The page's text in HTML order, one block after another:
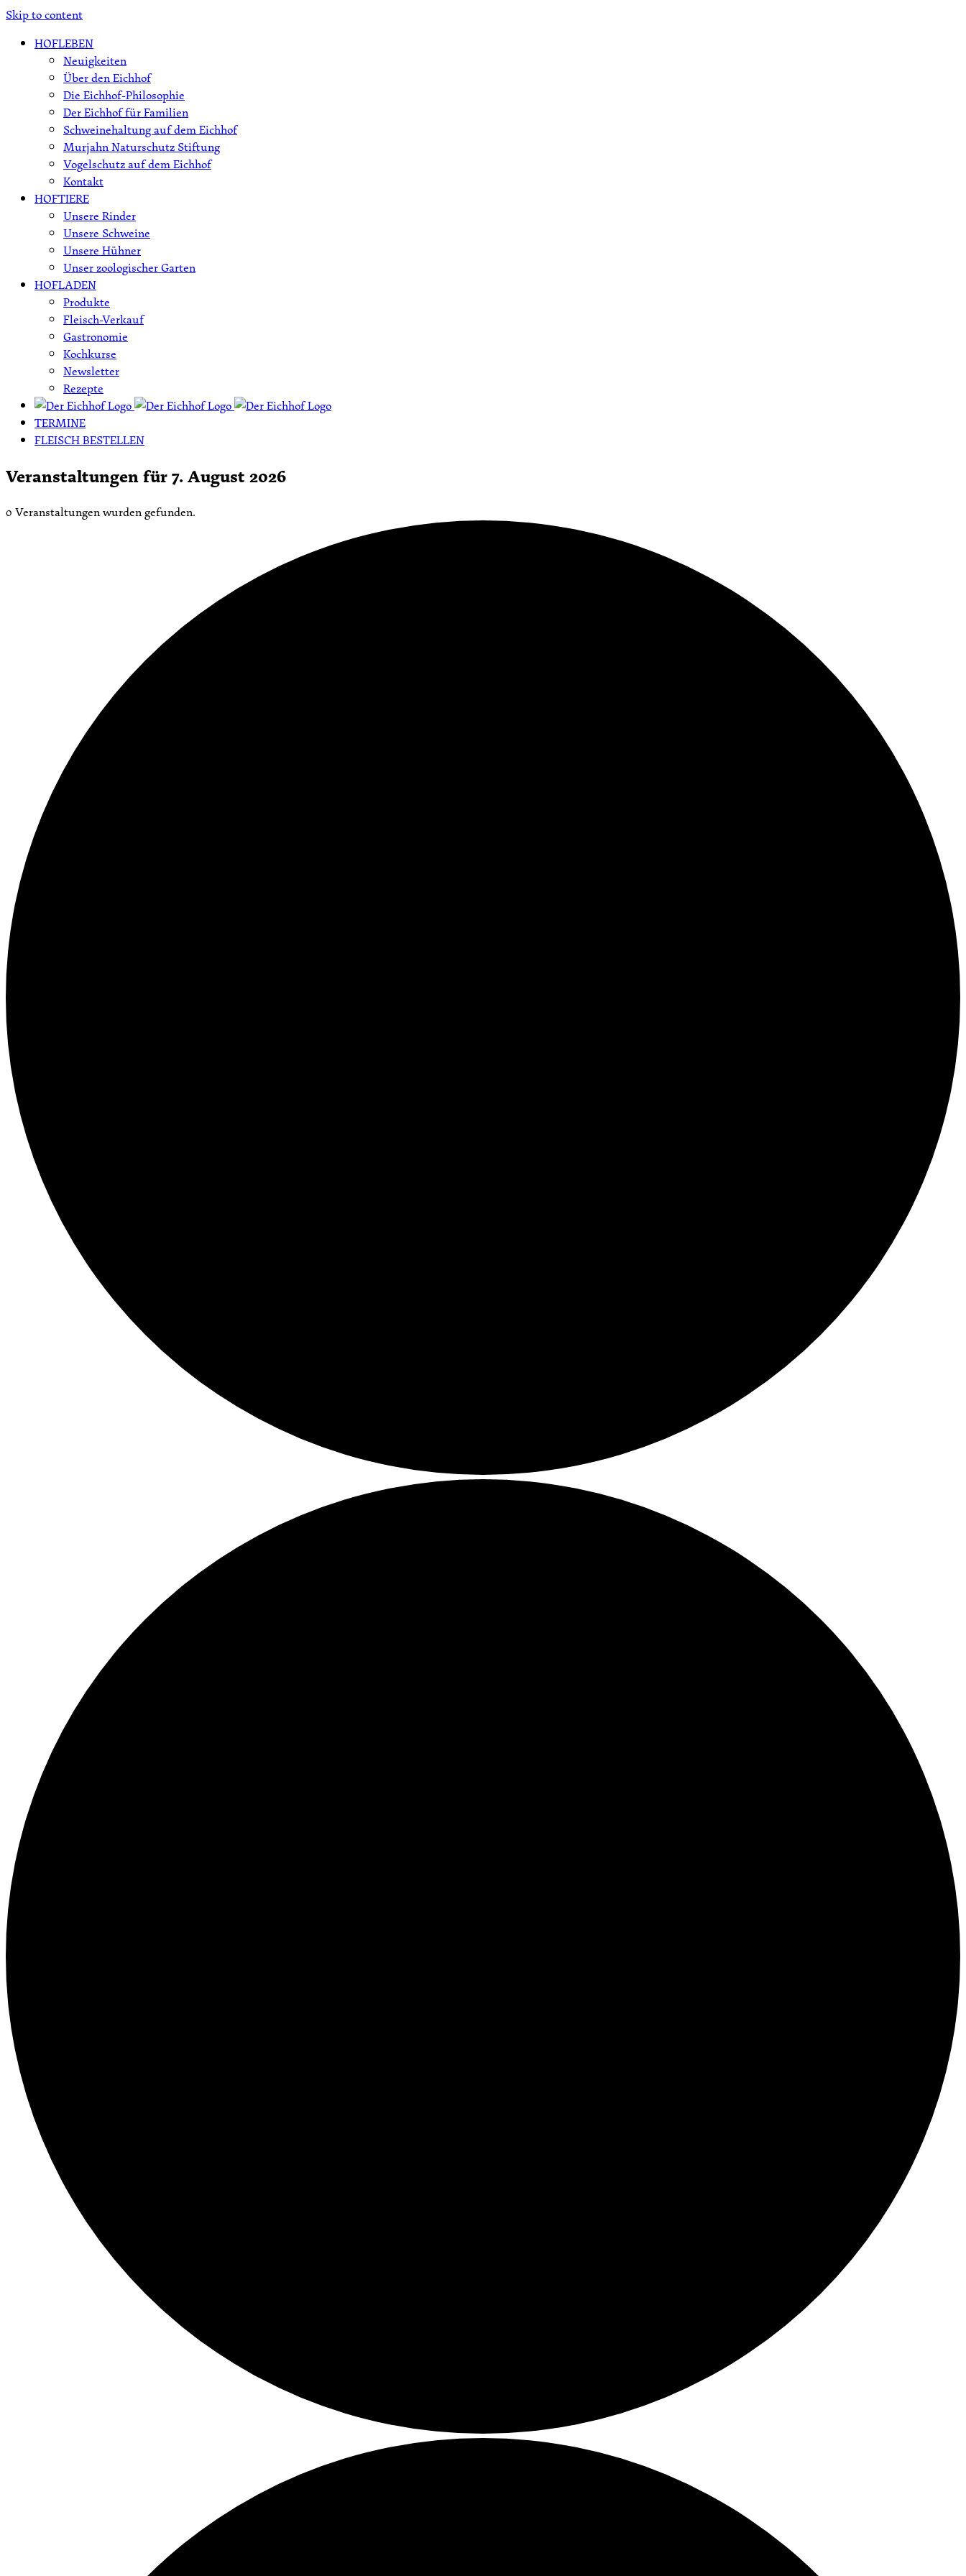
Skip to content
HOFLEBEN
Neuigkeiten
Über den Eichhof
Die Eichhof-Philosophie
Der Eichhof für Familien
Schweinehaltung auf dem Eichhof
Murjahn Naturschutz Stiftung
Vogelschutz auf dem Eichhof
Kontakt
HOFTIERE
Unsere Rinder
Unsere Schweine
Unsere Hühner
Unser zoologischer Garten
HOFLADEN
Produkte
Fleisch-Verkauf
Gastronomie
Kochkurse
Newsletter
Rezepte
TERMINE
FLEISCH BESTELLEN
Veranstaltungen für 7. August 2026
0 Veranstaltungen wurden gefunden.